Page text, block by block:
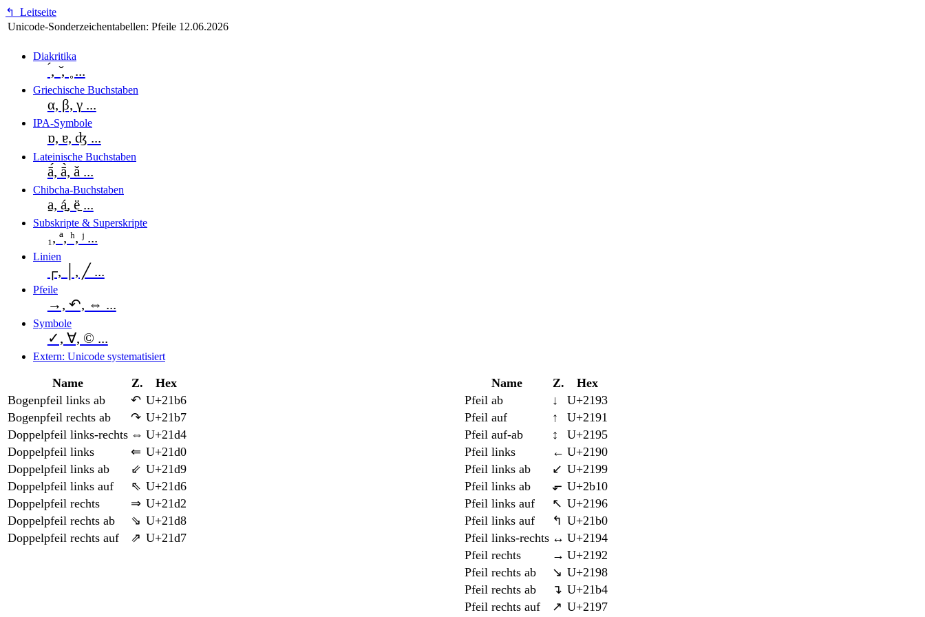
↰
Leitseite
Unicode-Sonderzeichentabellen: Pfeile 12.06.2026
Diakritika
́, ̌, ̥ ...
Griechische Buchstaben
α, β, γ ...
IPA-Symbole
ɒ, ɐ, ʤ ...
Lateinische Buchstaben
ā́, ā̀, ǎ ...
Chibcha-Buchstaben
a̱, á̱, ë̱ ...
Subskripte & Superskripte
₁, ª, ʰ, ʲ ...
Linien
┌, │, ╱ ...
Pfeile
→, ↶, ⇔ ...
Symbole
✓, ∀, © ...
Extern: Unicode systematisiert
Name Z.
Hex
Bogenpfeil links ab
↶ U+21b6
Bogenpfeil rechts ab
↷ U+21b7
Doppelpfeil links-rechts ⇔ U+21d4
Doppelpfeil links
⇐ U+21d0
Doppelpfeil links ab
⇙ U+21d9
Doppelpfeil links auf
⇖ U+21d6
Doppelpfeil rechts
⇒ U+21d2
Doppelpfeil rechts ab
⇘ U+21d8
Doppelpfeil rechts auf
⇗ U+21d7
Name Z.
Hex
Pfeil ab
↓
U+2193
Pfeil auf
↑
U+2191
Pfeil auf-ab
↕
U+2195
Pfeil links
← U+2190
Pfeil links ab
↙ U+2199
Pfeil links ab
⬐ U+2b10
Pfeil links auf
↖ U+2196
Pfeil links auf
↰ U+21b0
Pfeil links-rechts ↔ U+2194
Pfeil rechts
→ U+2192
Pfeil rechts ab
↘ U+2198
Pfeil rechts ab
↴ U+21b4
Pfeil rechts auf
↗ U+2197